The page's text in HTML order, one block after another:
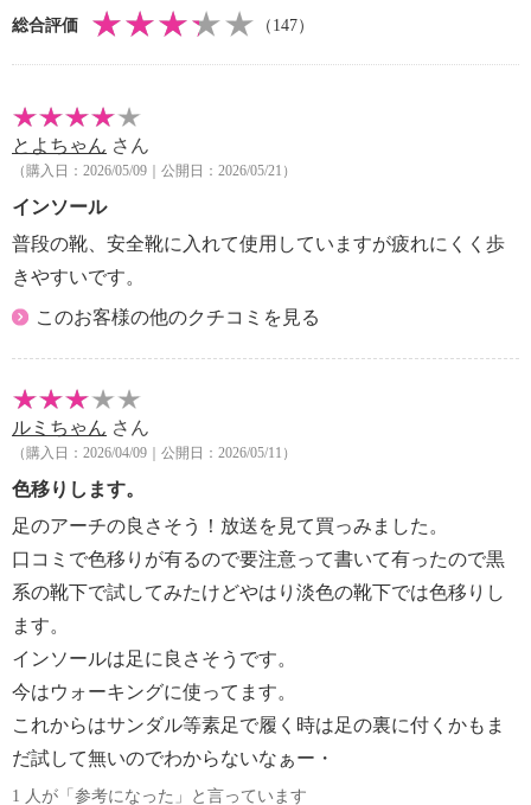
＜５つのポイント＞
（１）ヒール衝撃クッション：
着地時にかかと部分がブレてしまわないよう、かかと
ぼみを付けました。着地時にかかるかかとへの衝撃を
和らげます。
（２）３Ｄ中足骨パット：
中足骨を持ち上げて足指を広げ、踏ん張りがきくよう
導きます。横のアーチを下から支えることで、足指を
押し開いて安定感を高め、力強い歩行を助けてくれま
（３）３Ｄアーチシェル：
す。土踏まず部分に縦アーチをつけることで、足が内
側へ倒れないようにしています。
（４）前滑りストッパー：
薄いラバー（ゴム）を敷くことで、前滑りを軽減する
よう設計しました。
（５）中骨関節衝撃クッション：
歩行や直立時にかかる中足関節への衝撃を和らげま
■使い勝手の良い仕様：
足裏へのフィット感と、汗をかきやすい足裏への肌当
たりを考慮し、ジェル素材と起毛素材（表地）を使用
しました。
ジェル素材は弾力があり、アーチの浅い人から深い人
り、ストッキングや靴下等に色移りする場合がある。
特に濃色は、色移りする場合があるので淡色の靴下等
・汗や雨で湿った場合や、使用後は風通しの良いとこ
ろで乾燥させる。
・再使用の際には、粘着面のホコリや汚れ等を水洗い
してから使用する。
・汚れた場合は水洗いをする。汚れがひどい場合は水
で薄めた中性洗剤で手洗いし、水で十分すすいでから
水気をきり、陰干しにて乾燥させる。
・シンナーやベンジンなどの薬品は絶対に使用しな
※詳細は同梱書類参照
・サイズに余裕のない靴への使用は、使用時に窮屈に
感じる場合がある。
・本品は、中敷に布やスエードなどの起毛素材を使っ
た靴、中敷表面に凹凸のある靴には装着しにくい場合
・本品は健康な人を対象とした商品。医療目的での使
用は避ける。
・血行障害のある方、糖尿病の方、身体に傷や疾患や
障害のある方、医師の治療を受けている方は事前に必
ず医師に相談する。
・製造工程上、樹脂部分に気泡が残る場合やロゴプリ
ント部分の起毛生地がプリント技術上つぶれてしまう
場合があるが、品質上問題ない。
・初めて使用になる時は、違和感や軽い痛みを感じる
総合評価 （147）
とよちゃん さん
（購入日：2026/05/09｜公開日：2026/05/21）
インソール
普段の靴、安全靴に入れて使用していますが疲れにくく歩
きやすいです。
このお客様の他のクチコミを見る
ルミちゃん さん
（購入日：2026/04/09｜公開日：2026/05/11）
色移りします。
足のアーチの良さそう！放送を見て買っみました。
口コミで色移りが有るので要注意って書いて有ったので黒
系の靴下で試してみたけどやはり淡色の靴下では色移りし
ます。
インソールは足に良さそうです。
今はウォーキングに使ってます。
これからはサンダル等素足で履く時は足の裏に付くかもま
だ試して無いのでわからないなぁー・
1 人が「参考になった」と言っています